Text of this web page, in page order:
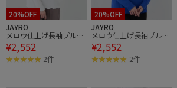
20%OFF
JAYRO
メロウ仕上げ長袖プルオ
ーバー
¥2,552
2件
20%OFF
JAYRO
メロウ仕上げ長袖プルオ
ーバー
¥2,552
2件